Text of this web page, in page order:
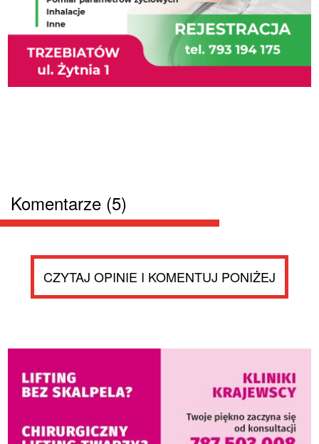
Komentarze (5)
CZYTAJ OPINIE I KOMENTUJ PONIŻEJ